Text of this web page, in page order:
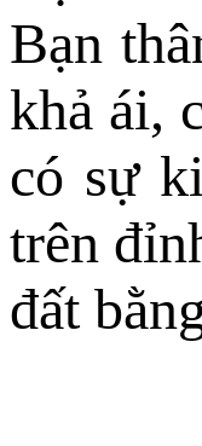
Bạn
khả ái,
có sự
trên
đất